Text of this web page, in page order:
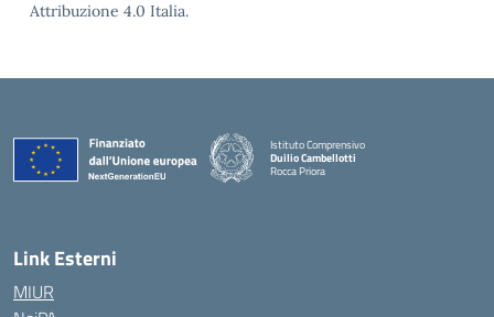
Attribuzione 4.0 Italia.
Istituto Comprensivo
Duilio Cambellotti
Rocca Priora
Link Esterni
MIUR